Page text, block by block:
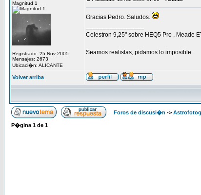
Magnitud 1
Registrado: 25 Nov 2005
Mensajes: 2673
Ubicaci�n: ALICANTE
Gracias Pedro. Saludos.
Celestron 9,25" sobre HEQ5 Pro , Meade
Seamos realistas, pidamos lo imposible.
Volver arriba
Foros de discusi�n ->
P�gina 1 de 1